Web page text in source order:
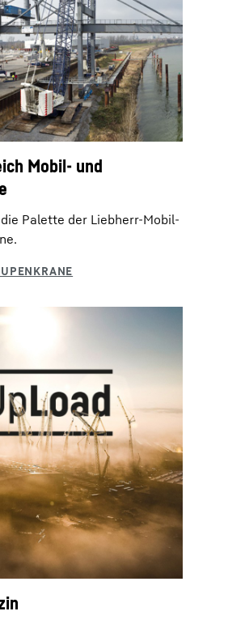
Mobil- und
Palette der Liebherr-Mobil-